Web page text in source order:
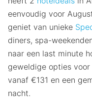
eenvoudig voor
geniet van unieke
diners, spa-
naar een last minute
geweldige opties
vanaf €131 en een
nacht.